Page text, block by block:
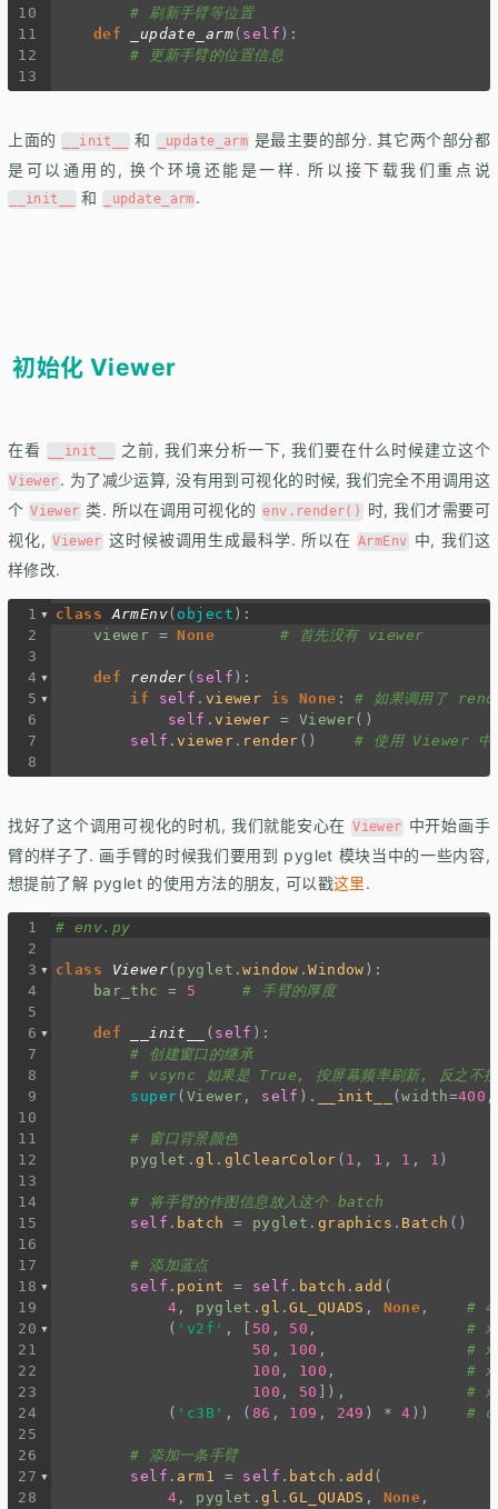
10
# 刷新手臂等位置
11
def _update_arm( self ):
12
# 更新手臂的位置信息
13
上面的 __init__ 和 _update_arm 是最主要的部分. 其它两个部分都
是可以通用的, 换个环境还能是一样. 所以接下载我们重点说
__init__ 和 _update_arm .
初始化 Viewer
在看 __init__ 之前, 我们来分析一下, 我们要在什么时候建立这个
Viewer . 为了减少运算, 没有用到可视化的时候, 我们完全不用调用这
个 Viewer 类. 所以在调用可视化的 env.render()
时, 我们才需要可
视化, Viewer 这时候被调用生成最科学. 所以在 ArmEnv 中, 我们这
样修改.
1 class ArmEnv( object ):
2
viewer = None
# 首先没有 viewer
3
4
def render ( self ):
5
if self . viewer is None : # 如果调用了
6
self .viewer = Viewer()
7
self .viewer. render () # 使用 Viewer
8
找好了这个调用可视化的时机, 我们就能安心在 Viewer 中开始画手
臂的样子了. 画手臂的时候我们要用到 pyglet 模块当中的一些内容,
想提前了解 pyglet 的使用方法的朋友, 可以戳这里.
1
# env.py
2
3
class Viewer( pyglet .window .Window ):
4
bar_thc = 5
# 手臂的厚度
5
6
def __init__ ( self ):
7
# 创建窗口的继承
8
# vsync 如果是 True, 按屏幕频率刷新, 反之不按
9
super( Viewer , self ). __init__ (width=400
10
11
# 窗口背景颜色
12
pyglet .gl . glClearColor ( 1 , 1 , 1 , 1 )
13
14
# 将手臂的作图信息放入这个 batch
15
self . batch = pyglet . graphics . Batch
16
17
# 添加蓝点
18
self . point = self . batch . add (
19
4 , pyglet .gl .GL_QUADS , None , #
20
            (
'v2f' , [ 50 , 50 , #
21
50 , 100 , #
22
100 , 100 , #
23
100 , 50 ]), #
24
            (
'c3B' , ( 86 , 109 , 249 ) * 4 )) #
25
26
# 添加一条手臂
27
self . arm1 = self . batch . add (
28
4 , pyglet .gl .GL_QUADS , None ,